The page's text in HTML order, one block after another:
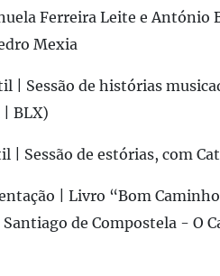
Ferreira Leite e António
Mexia
| Sessão de histórias
BLX)
| Sessão de estórias, com
| Livro “Bom
Santiago de Compostela - O